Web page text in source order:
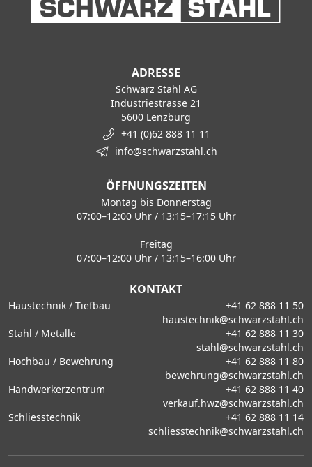
ADRESSE
Schwarz Stahl AG
Industriestrasse 21
5600 Lenzburg
+41 (0)62 888 11 11
info@schwarzstahl.ch
ÖFFNUNGSZEITEN
Montag bis Donnerstag
07:00–12:00 Uhr / 13:15–17:15 Uhr
Freitag
07:00–12:00 Uhr / 13:15–16:00 Uhr
KONTAKT
Haustechnik / Tiefbau
+41 62 888 11 50
haustechnik@schwarzstahl.ch
Stahl / Metalle
+41 62 888 11 30
stahl@schwarzstahl.ch
Hochbau / Bewehrung
+41 62 888 11 80
bewehrung@schwarzstahl.ch
Handwerkerzentrum
+41 62 888 11 40
verkauf.hwz@schwarzstahl.ch
Schliesstechnik
+41 62 888 11 14
schliesstechnik@schwarzstahl.ch